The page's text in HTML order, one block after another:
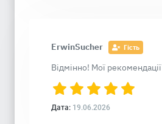
ErwinSucher Гість
Відмінно! Мої рекомендації
Дата: 19.06.2026